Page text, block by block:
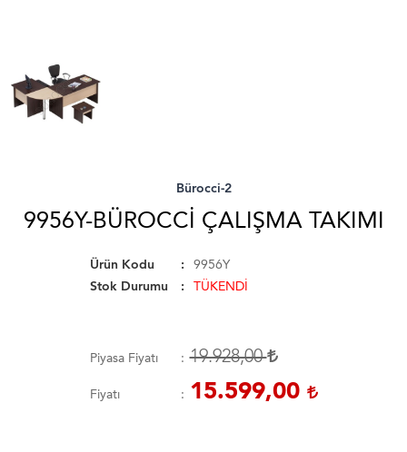
Bürocci-2
9956Y-BÜROCCI ÇALIŞMA TAKIMI
Ürün Kodu
9956Y
Stok Durumu
TÜKENDİ
Piyasa Fiyatı 19.928,00
Fiyatı 15.599,00